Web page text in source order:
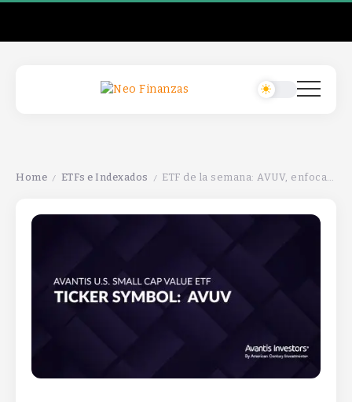
Home / ETFs e Indexados / ETF de la semana: AVUV, enfocado en acciones de pequeña capitalización con potencial de crecimiento.